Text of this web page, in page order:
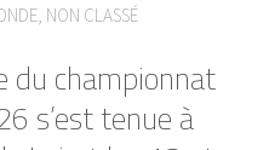
, NON CLASSÉ
du championnat
s’est tenue à